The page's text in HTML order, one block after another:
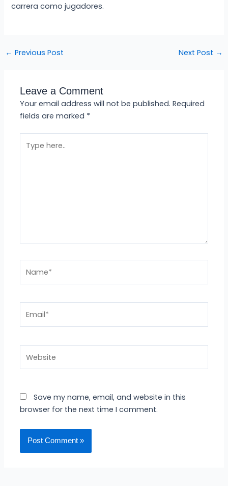
carrera como jugadores.
← Previous Post Next Post →
Leave a Comment
Your email address will not be published. Required
fields are marked *
here..
Save my name, email, and website in this
browser for the next time I comment.